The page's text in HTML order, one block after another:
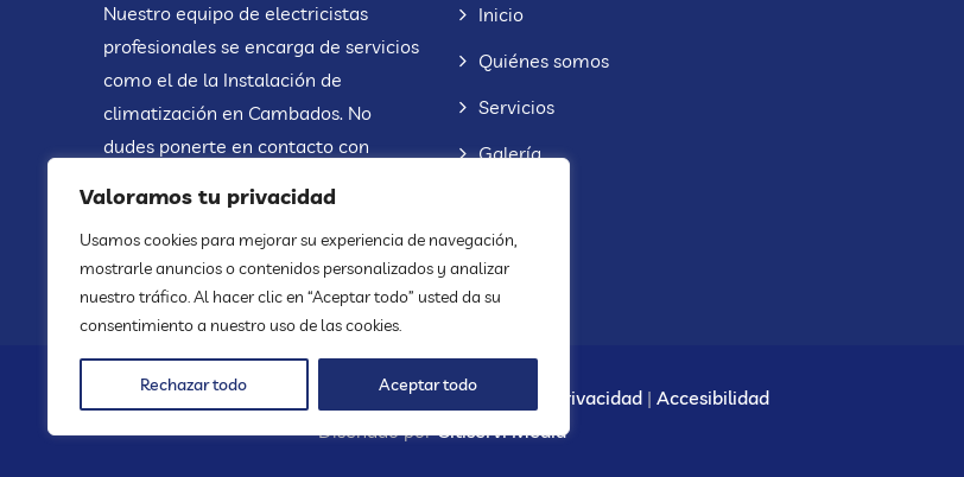
Valoramos tu privacidad
Usamos cookies para mejorar su experiencia de navegación,
mostrarle anuncios o contenidos personalizados y analizar
nuestro tráfico. Al hacer clic en “Aceptar todo” usted da su
consentimiento a nuestro uso de las cookies.
Rechazar todo Aceptar todo
Nuestro equipo de electricistas
profesionales se encarga de servicios
como el de la Instalación de
climatización en Cambados. No
dudes ponerte en contacto con
sin compromiso.
Inicio
Quiénes somos
Servicios
Galería
© Copyright 2025 | Moelsa Enerxías | Aviso legal y Privacidad | Accesibilidad
Diseñado porCitiservi Media